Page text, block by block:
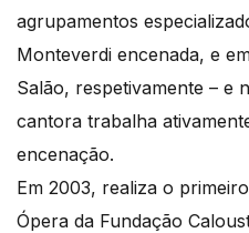
agrupamentos
Monteverdi encenada, e
Salão, respetivamente – e
cantora trabalha
encenação.
Em 2003, realiza o
Ópera da Fundação